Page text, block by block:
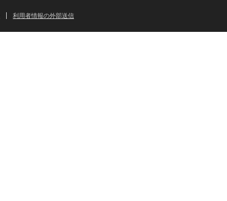
利用者情報の外部送信